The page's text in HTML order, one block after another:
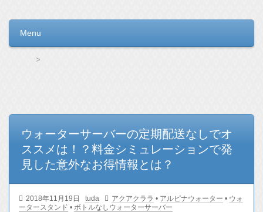
Menu
コンテンツへ移動
ウォーターサーバーの定期配送なしでオ
ススメは！？料金シミュレーションで発
見した意外なお得情報とは？
2018年11月19日 tuda アクアクララ • アルピナウォーター • ウォ
ータースタンド • ボトルなしウォーターサーバー